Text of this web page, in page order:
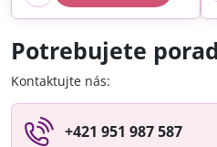
Potrebujete
Kontaktujte nás:
+421 951 987 587